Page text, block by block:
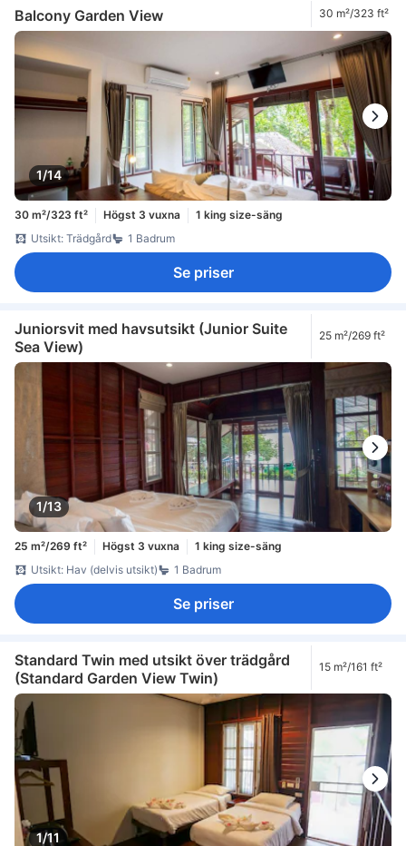
Balcony Garden View 30 m²/323 ft²
1/14
30 m²/323 ft² Högst 3 vuxna
1 king size-säng
Utsikt: Trädgård
1 Badrum
Se priser
Juniorsvit med havsutsikt (Junior Suite
Sea View)
25 m²/269 ft²
1/13
25 m²/269 ft² Högst 3 vuxna
1 king size-säng
Utsikt: Hav (delvis utsikt)
1 Badrum
Se priser
Standard Twin med utsikt över trädgård
(Standard Garden View Twin)
15 m²/161 ft²
1/11